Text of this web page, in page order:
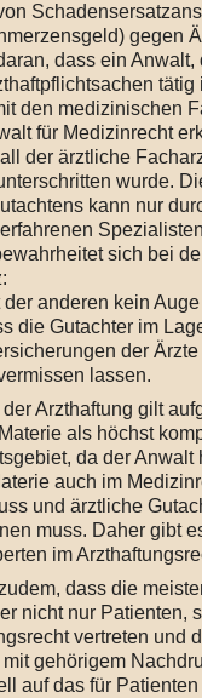
gegen
dass ein Anwalt,
tätig
den medizinischen
für Medizinrecht
der ärztliche
wurde.
kann nur
sich bei
anderen kein
die Gutachter im
der
lassen.
Arzthaftung gilt
als höchst
da der Anwalt
auch im
und ärztliche
muss. Daher gibt
im
dass die
nicht nur Patienten,
vertreten und
gehörigem
auf das für